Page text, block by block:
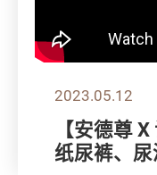
2023.05.12
【安德尊
纸尿裤、尿